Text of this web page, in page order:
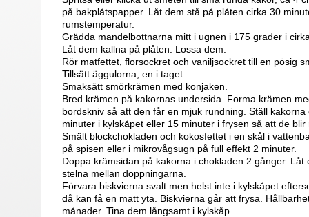
på bakplåtspapper. Låt dem stå på plåten cirka 30
rumstemperatur.
Grädda mandelbottnarna mitt i ugnen i 175 grader i
Låt dem kallna på plåten. Lossa dem.
Rör matfettet, florsockret och vaniljsockret till en pösig
Tillsätt äggulorna, en i taget.
Smaksätt smörkrämen med konjaken.
Bred krämen på kakornas undersida. Forma krämen
bordskniv så att den får en mjuk rundning. Ställ kakorna
minuter i kylskåpet eller 15 minuter i frysen så att de blir
Smält blockchokladen och kokosfettet i en skål i
på spisen eller i mikrovågsugn på full effekt 2 minuter.
Doppa krämsidan på kakorna i chokladen 2 gånger. Låt
stelna mellan doppningarna.
Förvara biskvierna svalt men helst inte i kylskåpet
då kan få en matt yta. Biskvierna går att frysa.
månader. Tina dem långsamt i kylskåp.